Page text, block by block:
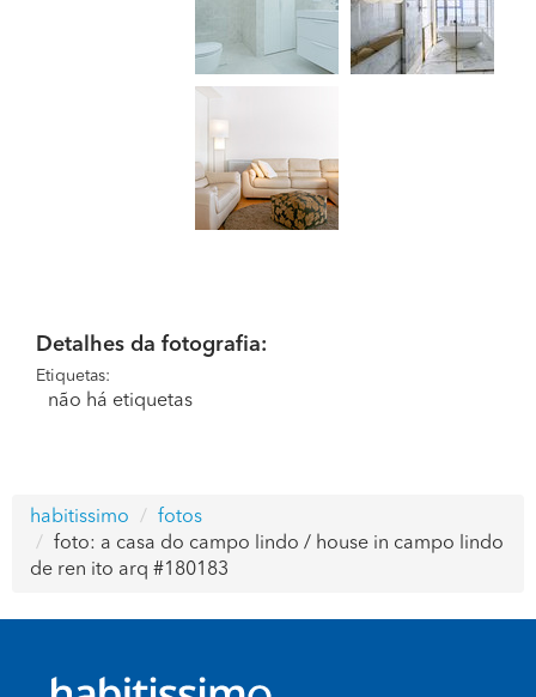
Detalhes da fotografia:
Etiquetas:
não há etiquetas
habitissimo
fotos
foto: a casa do campo lindo / house in campo lindo
de ren ito arq #180183